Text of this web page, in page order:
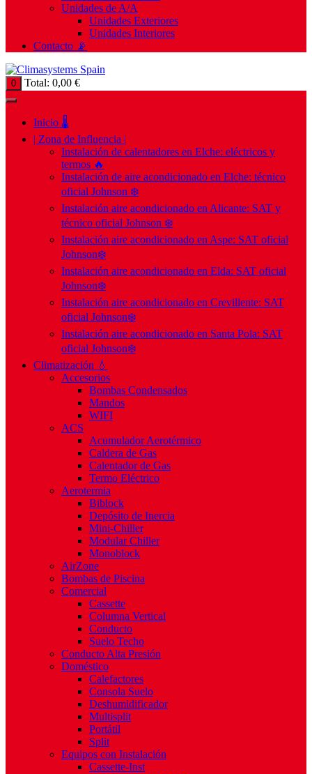
Unidades de A/A
Unidades Exteriores
Unidades Interiores
Contacto 📡
0 Total: 0,00 €
Inicio 🌡️
| Zona de Influencia |
Instalación de calentadores en Elche: eléctricos y
termos 🔥
Instalación de aire acondicionado en Elche: técnico
oficial Johnson ❄️
Instalación aire acondicionado en Alicante: SAT y
técnico oficial Johnson ❄️
Instalación aire acondicionado en Aspe: SAT oficial
Johnson❄️
Instalación aire acondicionado en Elda: SAT oficial
Johnson❄️
Instalación aire acondicionado en Crevillente: SAT
oficial Johnson❄️
Instalación aire acondicionado en Santa Pola: SAT
oficial Johnson❄️
Climatización 💧
Accesorios
Bombas Condensados
Mandos
WIFI
ACS
Acumulador Aerotérmico
Caldera de Gas
Calentador de Gas
Termo Eléctrico
Aerotermia
Biblock
Depósito de Inercia
Mini-Chiller
Modular Chiller
Monoblock
AirZone
Bombas de Piscina
Comercial
Cassette
Columna Vertical
Conducto
Suelo Techo
Conducto Alta Presión
Doméstico
Calefactores
Consola Suelo
Deshumidificador
Multisplit
Portátil
Split
Equipos con Instalación
Cassette-Inst